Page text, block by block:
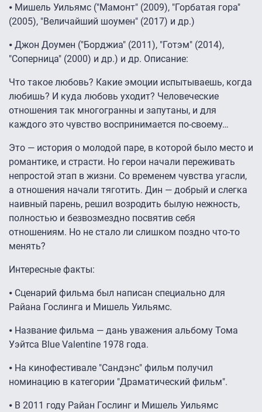
⦁ Мишель Уильямс ("Мамонт" (2009), "Горбатая гора"
(2005), "Величайший шоумен" (2017) и др.)
⦁ Джон Доумен ("Борджиа" (2011), "Готэм" (2014),
"Соперница" (2000) и др.) и др. Описание:
Что такое любовь? Какие эмоции испытываешь, когда
любишь? И куда любовь уходит? Человеческие
отношения так многогранны и запутаны, и для
каждого это чувство воспринимается по-своему…
Это — история о молодой паре, в которой было место и
романтике, и страсти. Но герои начали переживать
непростой этап в жизни. Со временем чувства угасли,
а отношения начали тяготить. Дин — добрый и слегка
наивный парень, решил возродить былую нежность,
полностью и безвозмездно посвятив себя
отношениям. Но не стало ли слишком поздно что-то
менять?
Интересные факты:
⦁ Сценарий фильма был написан специально для
Райана Гослинга и Мишель Уильямс.
⦁ Название фильма — дань уважения альбому Тома
Уэйтса Blue Valentine 1978 года.
⦁ На кинофестивале "Сандэнс" фильм получил
номинацию в категории "Драматический фильм".
⦁ В 2011 году Райан Гослинг и Мишель Уильямс